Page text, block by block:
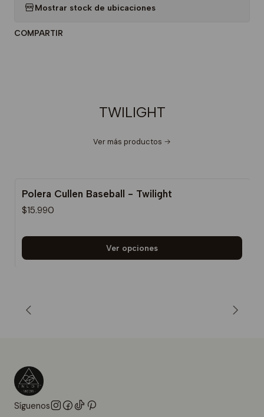
Mostrar stock de ubicaciones
COMPARTIR
TWILIGHT
Ver más productos
Polera Cullen Baseball - Twilight
$15.990
Ver opciones
Síguenos